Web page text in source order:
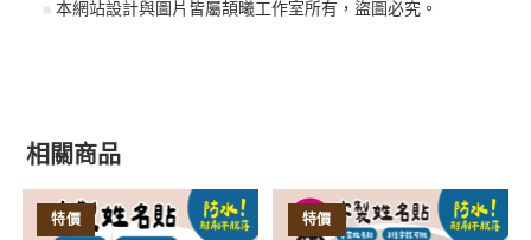
本網站設計與圖片皆屬頡曦工作室所有，盜圖必究。
相關商品
特價 特價